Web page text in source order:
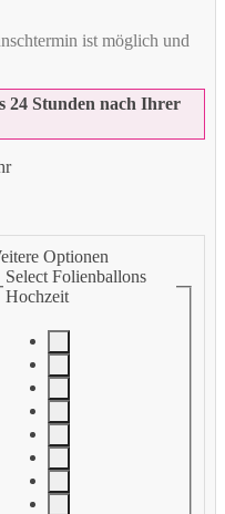
ist möglich und
24 Stunden nach Ihrer
Optionen
Select Folienballons
Hochzeit